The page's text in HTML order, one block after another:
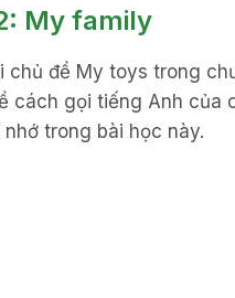
My family
chủ đề My toys trong
cách gọi tiếng Anh của
trong bài học này.